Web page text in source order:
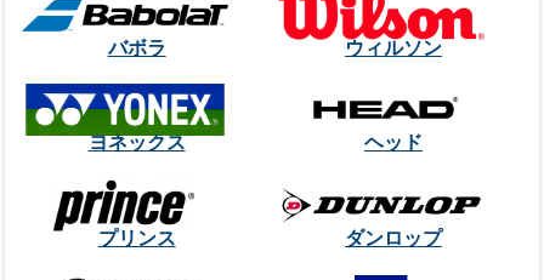
バボラ ウィルソン
ヨネックス ヘッド
プリンス ダンロップ